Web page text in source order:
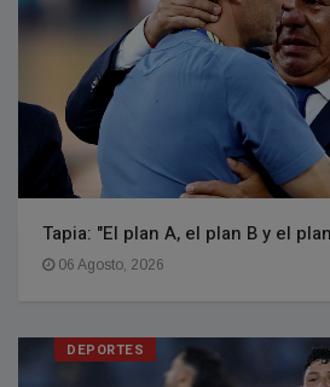
Tapia: "El plan A, el plan B y el
06 Agosto, 2026
DEPORTES